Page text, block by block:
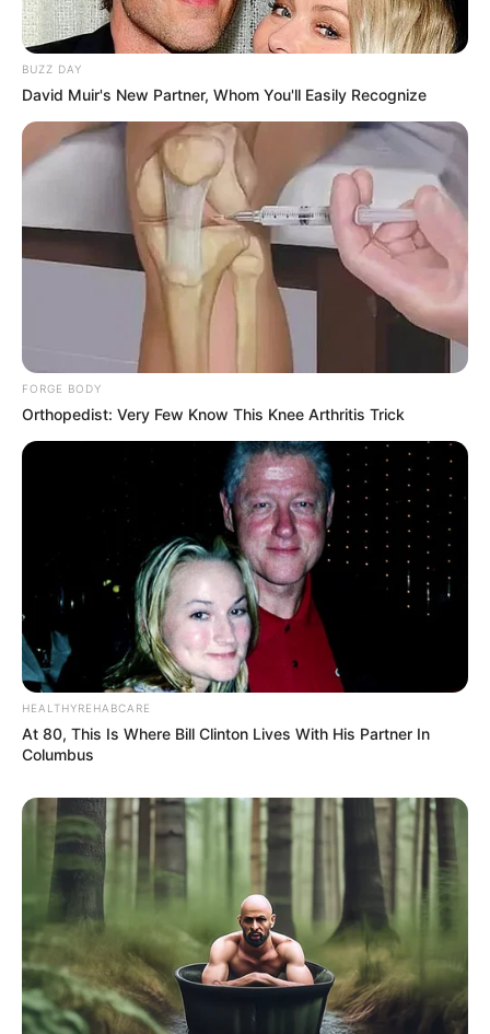
9. Saat capek-capek mencuci piring jadi lebih
bersemangat dengan busa dan lubang pembuangan
yang memberikan senyuman
10. Sedangkan tombol-tombol satu ini membentuk
wajah dengan wajah melongo, sepertinya sedang
BUZZ DAY
David Muir's New Partner, Whom You'll Easily Recognize
FORGE BODY
Orthopedist: Very Few Know This Knee Arthritis Trick
HEALTHYREHABCARE
At 80, This Is Where Bill Clinton Lives With His Partner In
Columbus